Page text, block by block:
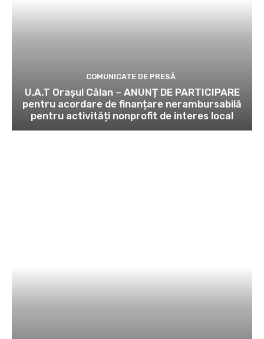
COMUNICATE DE PRESĂ
U.A.T Orașul Călan – ANUNȚ DE PARTICIPARE
pentru acordare de finanțare nerambursabilă
pentru activități nonprofit de interes local